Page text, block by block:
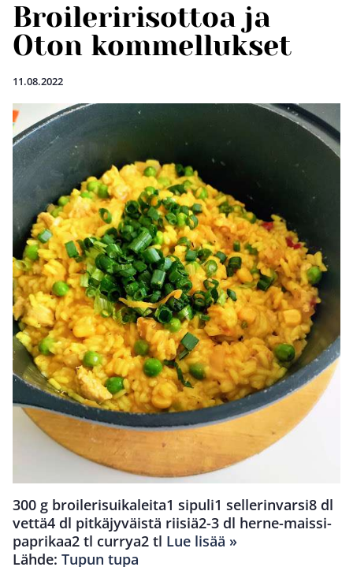
Broileririsottoa ja
Oton kommellukset
11.08.2022
300 g broilerisuikaleita1 sipuli1 sellerinvarsi8 dl
vettä4 dl pitkäjyväistä riisiä2-3 dl herne-maissi-
paprikaa2 tl currya2 tl Lue lisää »
Lähde: Tupun tupa